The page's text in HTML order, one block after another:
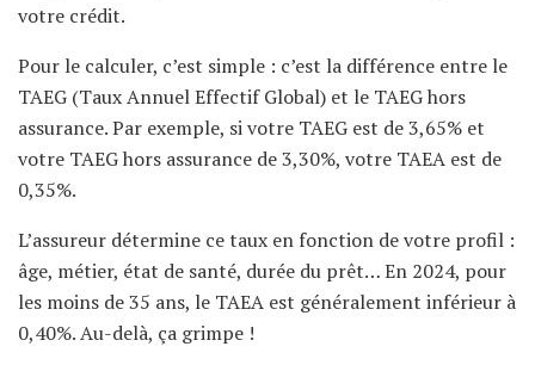
votre crédit.
Pour le calculer, c’est simple : c’est la différence entre le
TAEG (Taux Annuel Effectif Global) et le TAEG hors
assurance. Par exemple, si votre TAEG est de 3,65% et
votre TAEG hors assurance de 3,30%, votre TAEA est de
0,35%.
L’assureur détermine ce taux en fonction de votre profil :
âge, métier, état de santé, durée du prêt… En 2024, pour
les moins de 35 ans, le TAEA est généralement inférieur à
0,40%. Au-delà, ça grimpe !